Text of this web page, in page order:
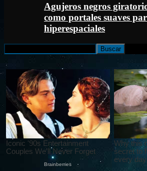
Agujeros negros
como portales suaves
hiperespaciales